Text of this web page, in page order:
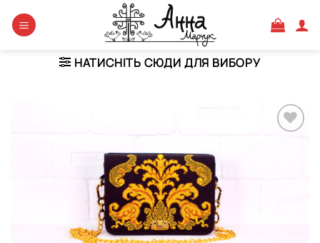
НАТИСНІТЬ СЮДИ ДЛЯ ВИБОРУ